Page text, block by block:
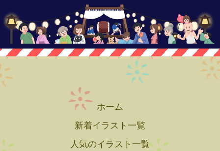
ホーム
新着イラスト一覧
人気のイラスト一覧